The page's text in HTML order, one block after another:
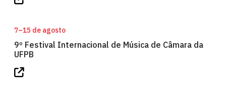
7–15 de agosto
9º Festival Internacional de Música de Câmara da
UFPB